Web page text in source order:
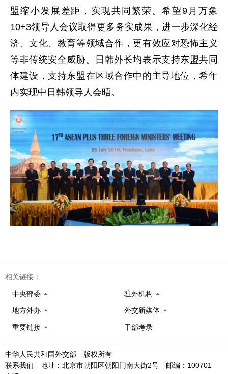
盟缩小发展差距，实现共同繁荣。希望9月万象
10+3领导人会议取得更多务实成果，进一步深化经
济、文化、教育等领域合作，更有效应对恐怖主义
等非传统安全威胁。日韩外长均表示支持东盟共同
体建设，支持东盟在区域合作中的主导地位，希年
内实现中日韩领导人会晤。
相关链接：
中央部委 驻外机构
地方外办 外交新媒体
重要链接 干部考录
中华人民共和国外交部 版权所有
联系我们 地址：北京市朝阳区朝阳门南大街2号 邮编：100701